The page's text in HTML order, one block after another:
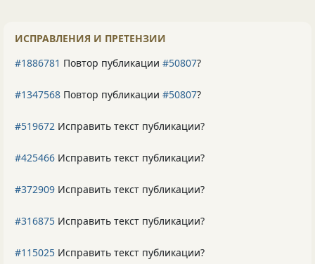
ИСПРАВЛЕНИЯ И ПРЕТЕНЗИИ
#1886781 Повтор публикации #50807?
#1347568 Повтор публикации #50807?
#519672 Исправить текст публикации?
#425466 Исправить текст публикации?
#372909 Исправить текст публикации?
#316875 Исправить текст публикации?
#115025 Исправить текст публикации?